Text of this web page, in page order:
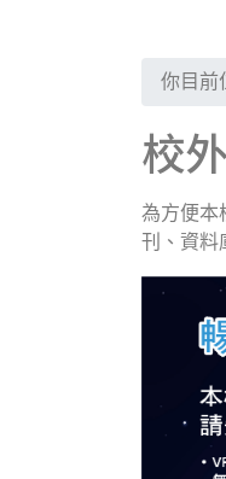
你目前
校
為方便本
刊、資料